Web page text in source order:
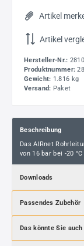
Artikel
Artikel
Hersteller-Nr.:
Produktnummer:
Gewicht: 1.816 kg
Versand: Paket
Beschreibung
Das AIRnet
von 16 bar bei -20
Downloads
Passendes Zubehör
Das könnte Sie